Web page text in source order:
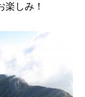
しみ！